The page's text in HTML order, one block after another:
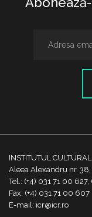
INSTITUTUL
Aleea Alexandru nr.
Tel.: (+4) 031 71 00
Fax: (+4) 031 71 00 607
E-mail: icr@icr.ro